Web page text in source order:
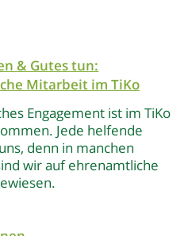
& Gutes tun:
Mitarbeit im TiKo
Engagement ist im TiKo
Jede helfende
denn in manchen
wir auf ehrenamtliche